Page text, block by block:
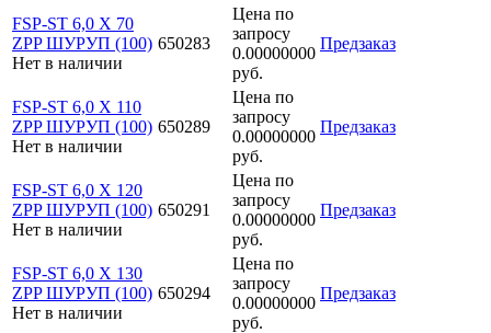
FSP-ST 6,0 X 70
ZPP ШУРУП (100)
Нет в наличии
650283
Цена по
запросу
0.00000000
руб.
Предзаказ
FSP-ST 6,0 X 110
ZPP ШУРУП (100)
Нет в наличии
650289
Цена по
запросу
0.00000000
руб.
Предзаказ
FSP-ST 6,0 X 120
ZPP ШУРУП (100)
Нет в наличии
650291
Цена по
запросу
0.00000000
руб.
Предзаказ
FSP-ST 6,0 X 130
ZPP ШУРУП (100)
Нет в наличии
650294
Цена по
запросу
0.00000000
руб.
Предзаказ